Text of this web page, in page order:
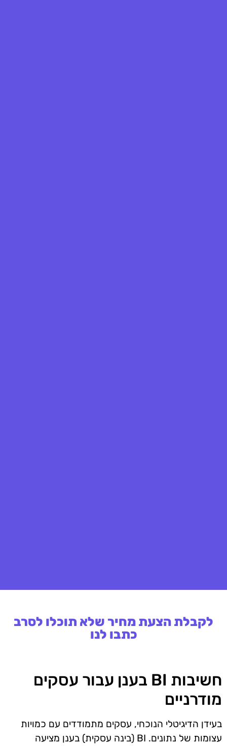
לקבלת הצעת מחיר שלא תוכלו לסרב
כתבו לנו
חשיבות BI בענן עבור עסקים
מודרניים
בעידן הדיגיטלי הנוכחי, עסקים מתמודדים עם כמויות
עצומות של נתונים. BI (בינה עסקית) בענן מציעה